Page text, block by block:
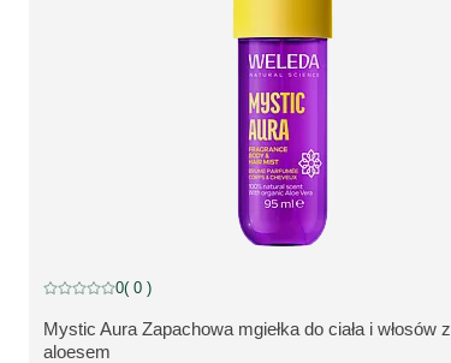
NEW
ZOBACZ PRODUKT:
Mystic Aura Zapachowa mgiełka do ciała i włosów z
aloesem
Current rating: 0 out of 5 stars rated by 0 customers
0( 0 )